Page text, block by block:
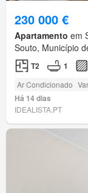
230 000 €
Apartamento em
Souto, Município
T2 1
Ar Condicionado
Há 14 dias
IDEALISTA.PT